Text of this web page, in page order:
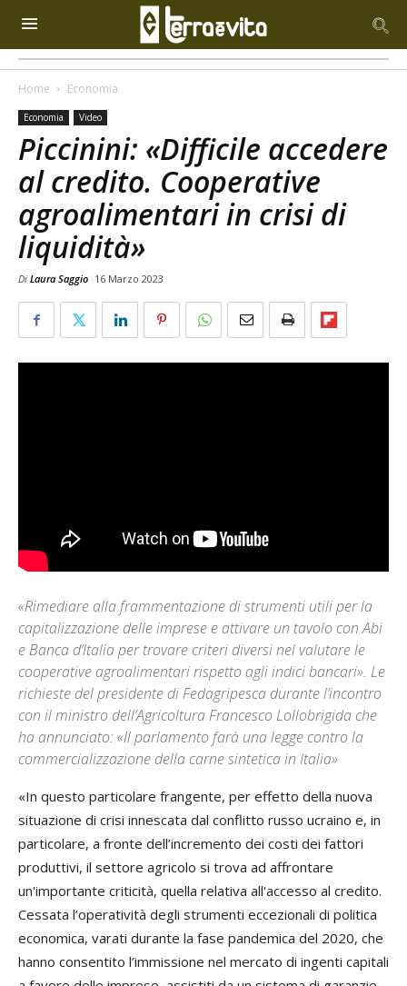
Home Economia
Economia Video
Piccinini: «Difficile accedere
al credito. Cooperative
agroalimentari in crisi di
liquidità»
Di Laura Saggio 16 Marzo 2023
«Rimediare alla frammentazione di strumenti utili per la
capitalizzazione delle imprese e attivare un tavolo con Abi
e Banca d’Italia per trovare criteri diversi nel valutare le
cooperative agroalimentari rispetto agli indici bancari». Le
richieste del presidente di Fedagripesca durante l’incontro
con il ministro dell’Agricoltura Francesco Lollobrigida che
ha annunciato: «Il parlamento farà una legge contro la
commercializzazione della carne sintetica in Italia»
«In questo particolare frangente, per effetto della nuova
situazione di crisi innescata dal conflitto russo ucraino e, in
particolare, a fronte dell’incremento dei costi dei fattori
produttivi, il settore agricolo si trova ad affrontare
un'importante criticità, quella relativa all'accesso al credito.
Cessata l’operatività degli strumenti eccezionali di politica
economica, varati durante la fase pandemica del 2020, che
hanno consentito l’immissione nel mercato di ingenti capitali